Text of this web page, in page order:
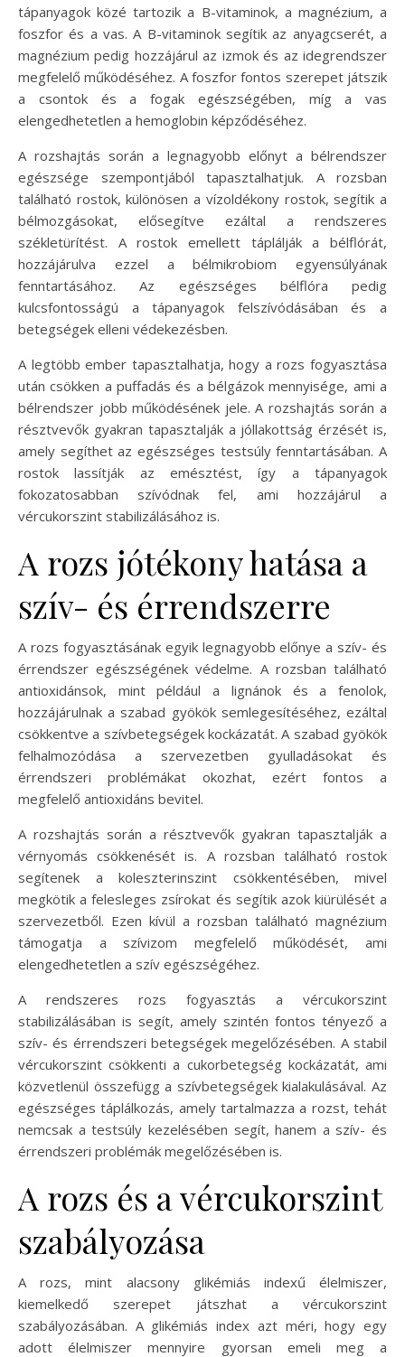
tápanyagok közé tartozik a B-vitaminok, a magnézium, a
foszfor és a vas. A B-vitaminok segítik az anyagcserét, a
magnézium pedig hozzájárul az izmok és az idegrendszer
megfelelő működéséhez. A foszfor fontos szerepet játszik
a csontok és a fogak egészségében, míg a vas
elengedhetetlen a hemoglobin képződéséhez.
A rozshajtás során a legnagyobb előnyt a bélrendszer
egészsége szempontjából tapasztalhatjuk. A rozsban
található rostok, különösen a vízoldékony rostok, segítik a
bélmozgásokat, elősegítve ezáltal a rendszeres
székletürítést. A rostok emellett táplálják a bélflórát,
hozzájárulva ezzel a bélmikrobiom egyensúlyának
fenntartásához. Az egészséges bélflóra pedig
kulcsfontosságú a tápanyagok felszívódásában és a
betegségek elleni védekezésben.
A legtöbb ember tapasztalhatja, hogy a rozs fogyasztása
után csökken a puffadás és a bélgázok mennyisége, ami a
bélrendszer jobb működésének jele. A rozshajtás során a
résztvevők gyakran tapasztalják a jóllakottság érzését is,
amely segíthet az egészséges testsúly fenntartásában. A
rostok lassítják az emésztést, így a tápanyagok
fokozatosabban szívódnak fel, ami hozzájárul a
vércukorszint stabilizálásához is.
A rozs jótékony hatása a
szív- és érrendszerre
A rozs fogyasztásának egyik legnagyobb előnye a szív- és
érrendszer egészségének védelme. A rozsban található
antioxidánsok, mint például a lignánok és a fenolok,
hozzájárulnak a szabad gyökök semlegesítéséhez, ezáltal
csökkentve a szívbetegségek kockázatát. A szabad gyökök
felhalmozódása a szervezetben gyulladásokat és
érrendszeri problémákat okozhat, ezért fontos a
megfelelő antioxidáns bevitel.
A rozshajtás során a résztvevők gyakran tapasztalják a
vérnyomás csökkenését is. A rozsban található rostok
segítenek a koleszterinszint csökkentésében, mivel
megkötik a felesleges zsírokat és segítik azok kiürülését a
szervezetből. Ezen kívül a rozsban található magnézium
támogatja a szívizom megfelelő működését, ami
elengedhetetlen a szív egészségéhez.
A rendszeres rozs fogyasztás a vércukorszint
stabilizálásában is segít, amely szintén fontos tényező a
szív- és érrendszeri betegségek megelőzésében. A stabil
vércukorszint csökkenti a cukorbetegség kockázatát, ami
közvetlenül összefügg a szívbetegségek kialakulásával. Az
egészséges táplálkozás, amely tartalmazza a rozst, tehát
nemcsak a testsúly kezelésében segít, hanem a szív- és
érrendszeri problémák megelőzésében is.
A rozs és a vércukorszint
szabályozása
A rozs, mint alacsony glikémiás indexű élelmiszer,
kiemelkedő szerepet játszhat a vércukorszint
szabályozásában. A glikémiás index azt méri, hogy egy
adott élelmiszer mennyire gyorsan emeli meg a